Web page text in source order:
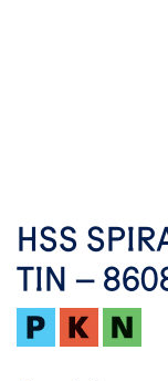
HSS
TIN –